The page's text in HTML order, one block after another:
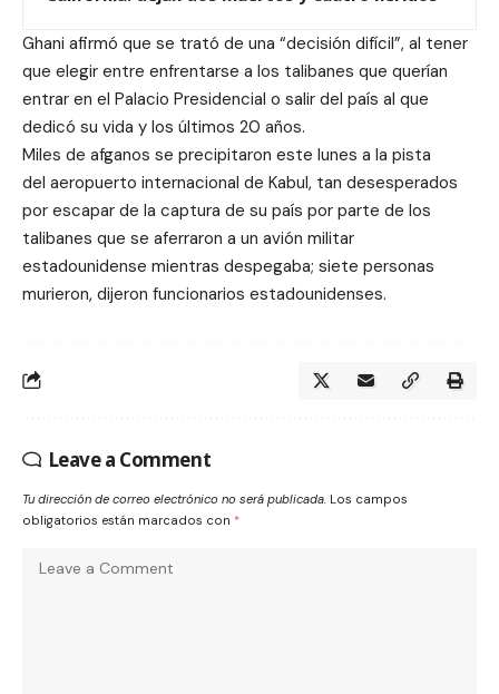
Ghani afirmó que se trató de una “decisión difícil”, al tener
que elegir entre enfrentarse a los talibanes que querían
entrar en el Palacio Presidencial o salir del país al que
dedicó su vida y los últimos 20 años.
Miles de afganos se precipitaron este lunes a la pista
del aeropuerto internacional de Kabul, tan desesperados
por escapar de la captura de su país por parte de los
talibanes que se aferraron a un avión militar
estadounidense mientras despegaba; siete personas
murieron, dijeron funcionarios estadounidenses.
Leave a Comment
Tu dirección de correo electrónico no será publicada. Los campos
obligatorios están marcados con *